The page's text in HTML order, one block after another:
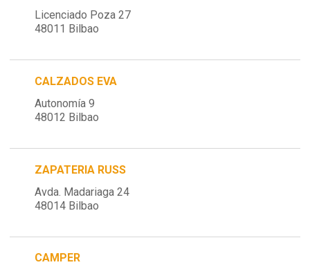
Licenciado Poza 27
48011 Bilbao
CALZADOS EVA
Autonomía 9
48012 Bilbao
ZAPATERIA RUSS
Avda. Madariaga 24
48014 Bilbao
CAMPER